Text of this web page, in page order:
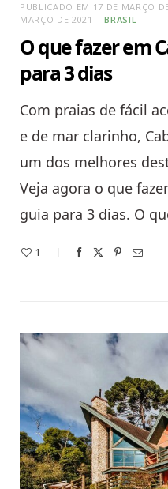
PUBLICADO EM 17 DE MARÇO
MARÇO DE 2021
BRASIL
O que fazer em
para 3 dias
Com praias de fácil
e de mar clarinho,
um dos melhores
Veja agora o que
guia para 3 dias. O
1